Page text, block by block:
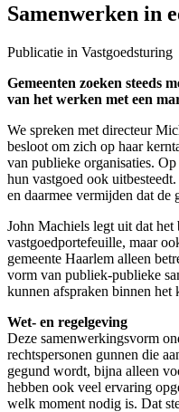
Samenwerken in
Publicatie in Vastgoedsturing
Gemeenten zoeken steeds
van het werken met een
We spreken met directeur
besloot om zich op haar
van publieke organisaties.
hun vastgoed ook
en daarmee vermijden dat de
John Machiels legt uit dat het
vastgoedportefeuille, maar
gemeente Haarlem alleen
vorm van publiek-publieke
kunnen afspraken binnen het
Wet- en regelgeving
Deze samenwerkingsvorm
rechtspersonen gunnen die
gegund wordt, bijna alleen
hebben ook veel ervaring
welk moment nodig is. Dat